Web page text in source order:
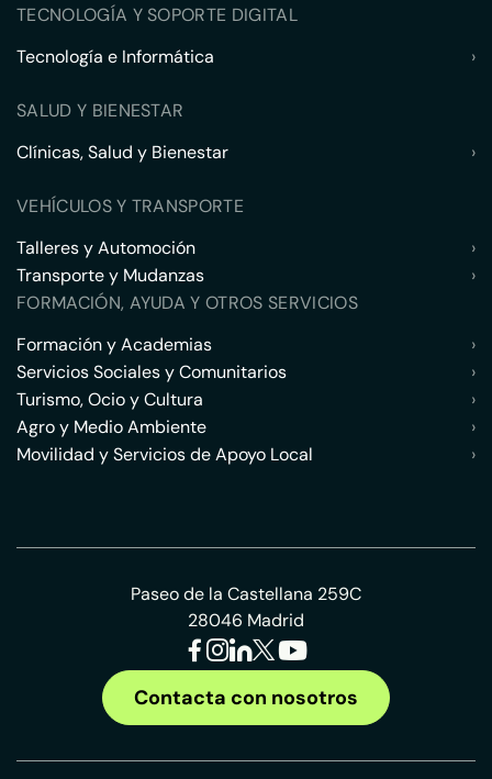
TECNOLOGÍA Y SOPORTE DIGITAL
Tecnología e Informática
›
SALUD Y BIENESTAR
Clínicas, Salud y Bienestar
›
VEHÍCULOS Y TRANSPORTE
Talleres y Automoción
›
Transporte y Mudanzas
›
FORMACIÓN, AYUDA Y OTROS SERVICIOS
Formación y Academias
›
Servicios Sociales y Comunitarios
›
Turismo, Ocio y Cultura
›
Agro y Medio Ambiente
›
Movilidad y Servicios de Apoyo Local
›
Paseo de la Castellana 259C
28046 Madrid
Contacta con nosotros